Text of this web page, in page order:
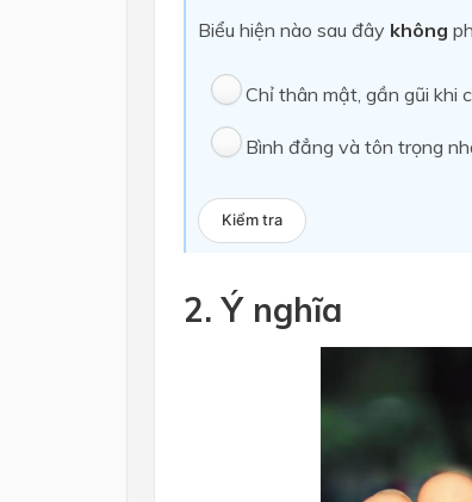
Biểu hiện nào sau đây không
Chỉ thân mật, gần gũi khi
Bình đẳng và tôn trọng
Kiểm tra
2. Ý nghĩa